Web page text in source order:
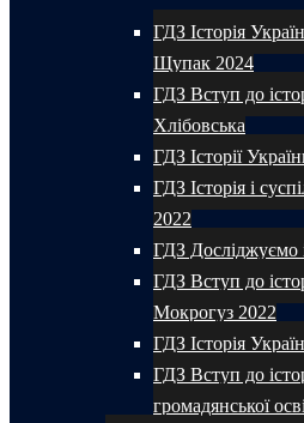
ГДЗ Історія
Щупак 2024
ГДЗ Вступ до
Хлібовська
ГДЗ Історії
ГДЗ Історія і
2022
ГДЗ Досліджуємо
ГДЗ Вступ до
Мокрогуз 2022
ГДЗ Історія
ГДЗ Вступ до
громадянської